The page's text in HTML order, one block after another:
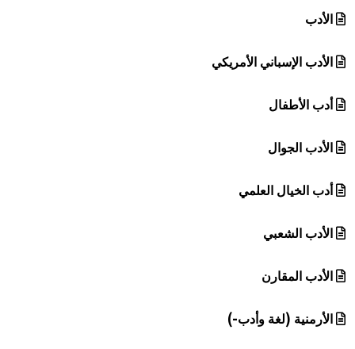
الأدب
الأدب الإسباني الأمريكي
أدب الأطفال
الأدب الجوال
أدب الخيال العلمي
الأدب الشعبي
الأدب المقارن
الأرمنية (لغة وأدب-)